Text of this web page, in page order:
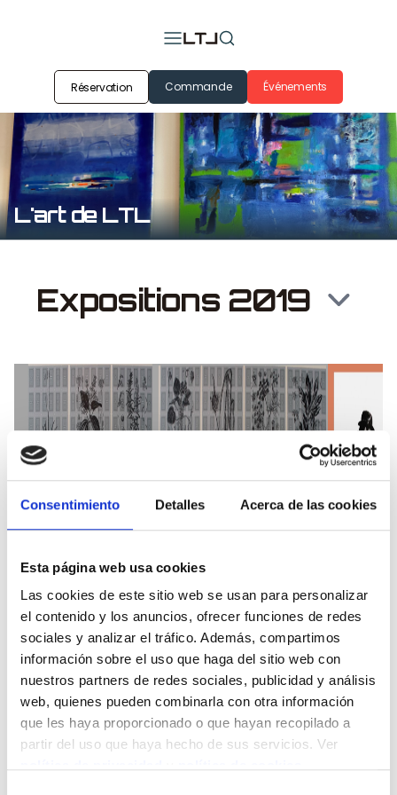
Consentimiento Detalles Acerca de las cookies
Esta página web usa cookies
Las cookies de este sitio web se usan para personalizar
el contenido y los anuncios, ofrecer funciones de redes
sociales y analizar el tráfico. Además, compartimos
información sobre el uso que haga del sitio web con
nuestros partners de redes sociales, publicidad y análisis
web, quienes pueden combinarla con otra información
que les haya proporcionado o que hayan recopilado a
partir del uso que haya hecho de sus servicios. Ver
Réservation Commande Événements
L'art de LTL
Expositions 2019
Apuestas de fe, nueva obra
en Lateral Velázquez
Velázquez ( Madrid)